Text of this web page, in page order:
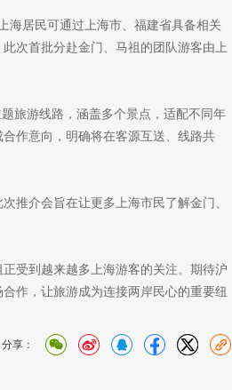
海居民可通过上海市、福建省具备相关
次首批分赴金门、马祖的团队游客由上
旅游线路，涵盖多个景点，适配不同年
作意向，明确将在客源互送、线路共
推介会旨在让更多上海市民了解金门、
受到越来越多上海游客的关注。期待沪
作，让旅游成为连接两岸民心的重要纽
分享：